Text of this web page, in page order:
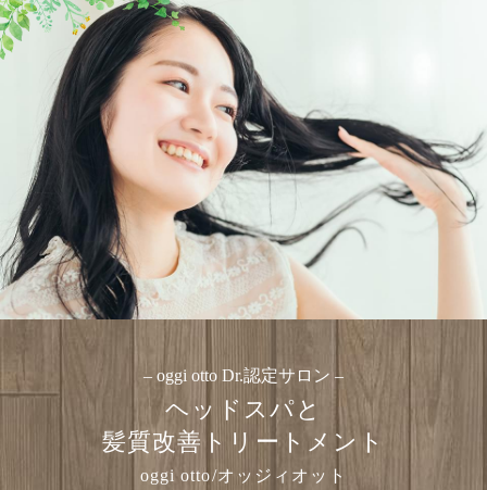
– oggi otto Dr.認定サロン –
ヘッドスパと
髪質改善トリートメント
oggi otto/オッジィオット